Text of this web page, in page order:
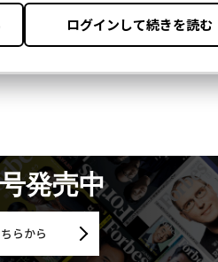
発売中
らから